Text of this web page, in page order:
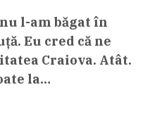
l-am băgat în
Eu cred că ne
Craiova. Atât.
la…